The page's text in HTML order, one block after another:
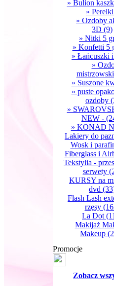
» Bulion
» Perelki
» Ozdoby
3D (9)
» Nitki 5
» Konfetti 5
» Łańcuszki
»
» Suszone
» puste
ozdoby
»
NEW -
» KONAD
Lakiery do
Wosk i
Fiberglass i
Tekstylia -
serwety
KURSY na
dvd
Flash Lash
rzęsy
La Dot
Makijaż
Makeup
Promocje
Zobacz